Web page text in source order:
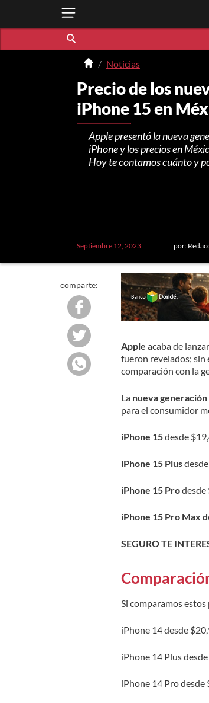
Noticias
Precio de los
iPhone 15 en
Apple presentó la nueva
iPhone y los precios en
Hoy te contamos cuánto y
Septiembre 12, 2023 por:
comparte:
Apple acaba de
fueron revelados; sin
comparación con la
Lanueva generación
para el consumidor
iPhone 15desde
iPhone 15 Plus
iPhone 15 Prodesde
iPhone 15 Pro Max
SEGURO TE
Si comparamos
iPhone 14 desde
iPhone 14 Plus
iPhone 14 Pro desde